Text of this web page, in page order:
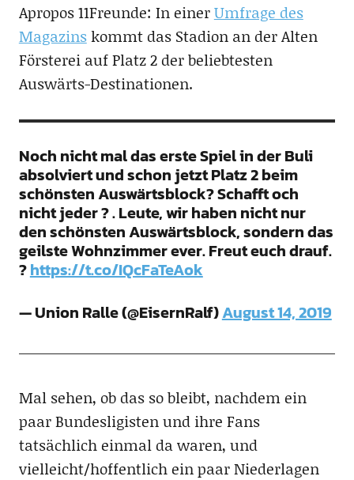
Apropos 11Freunde: In einerUmfrage des
Magazinskommt das Stadion an der Alten
Försterei auf Platz 2 der beliebtesten
Auswärts-Destinationen.
Noch nicht mal das erste Spiel in der Buli
absolviert und schon jetzt Platz 2 beim
schönsten Auswärtsblock? Schafft och
nicht jeder ? . Leute, wir haben nicht nur
den schönsten Auswärtsblock, sondern das
geilste Wohnzimmer ever. Freut euch drauf.
?https://t.co/IQcFaTeAok
— Union Ralle (@EisernRalf)August 14, 2019
Mal sehen, ob das so bleibt, nachdem ein
paar Bundesligisten und ihre Fans
tatsächlich einmal da waren, und
vielleicht/hoffentlich ein paar Niederlagen